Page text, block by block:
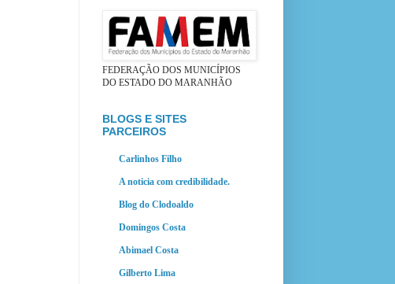
FEDERAÇÃO DOS MUNICÍPIOS
DO ESTADO DO MARANHÃO
BLOGS E SITES
PARCEIROS
Carlinhos Filho
A noticia com credibilidade.
Blog do Clodoaldo
Domingos Costa
Abimael Costa
Gilberto Lima